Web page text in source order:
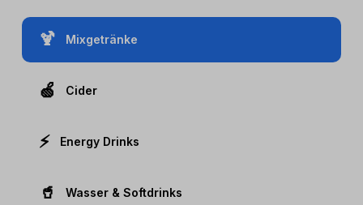
🍹 Mixgetränke
🍏 Cider
⚡️ Energy Drinks
🥤 Wasser & Softdrinks